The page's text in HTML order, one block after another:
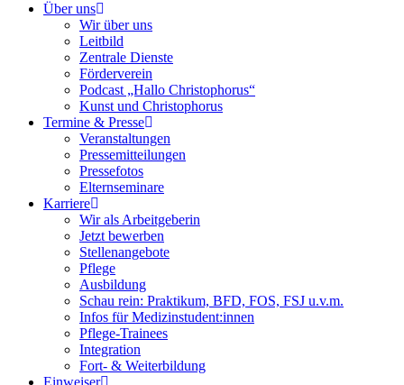
Über uns
Wir über uns
Leitbild
Zentrale Dienste
Förderverein
Podcast „Hallo Christophorus“
Kunst und Christophorus
Termine & Presse
Veranstaltungen
Pressemitteilungen
Pressefotos
Elternseminare
Karriere
Wir als Arbeitgeberin
Jetzt bewerben
Stellenangebote
Pflege
Ausbildung
Schau rein: Praktikum, BFD, FOS, FSJ u.v.m.
Infos für Medizinstudent:innen
Pflege-Trainees
Integration
Fort- & Weiterbildung
Einweiser